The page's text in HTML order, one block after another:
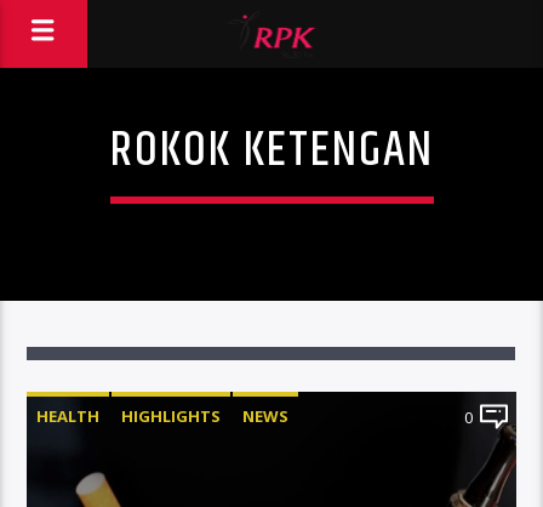
ROKOK KETENGAN
HEALTH HIGHLIGHTS NEWS 0